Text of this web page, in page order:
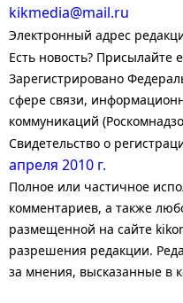
kikmedia@mail.ru
Электронный адрес
Есть новость? Присылайте
Зарегистрировано
сфере связи,
коммуникаций
Свидетельство о
апреля 2010 г.
Полное или частичное
комментариев, а также
размещенной на сайте
разрешения редакции.
за мнения, высказанные в